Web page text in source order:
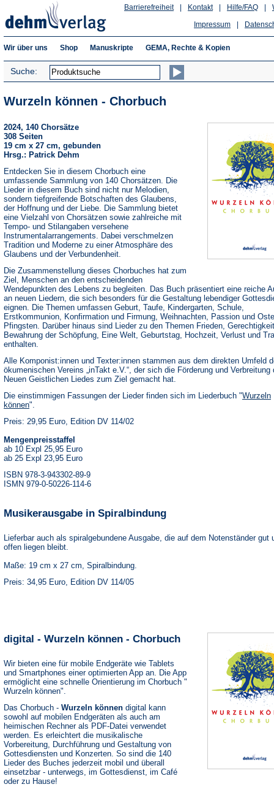
Hilfe/FAQ
Kontakt
Barrierefreiheit
Impressum
Wir über uns Shop Manuskripte GEMA, Rechte & Kopien
Suche:
Wurzeln können - Chorbuch
2024, 140 Chorsätze
308 Seiten
19 cm x 27 cm, gebunden
Hrsg.: Patrick Dehm
Entdecken Sie in diesem Chorbuch eine
umfassende Sammlung von 140 Chorsätzen. Die
Lieder in diesem Buch sind nicht nur Melodien,
sondern tiefgreifende Botschaften des Glaubens,
der Hoffnung und der Liebe. Die Sammlung bietet
eine Vielzahl von Chorsätzen sowie zahlreiche mit
Tempo- und Stilangaben versehene
Instrumentalarrangements. Dabei verschmelzen
Tradition und Moderne zu einer Atmosphäre des
Glaubens und der Verbundenheit.
Die Zusammenstellung dieses Chorbuches hat zum
Ziel, Menschen an den entscheidenden
Wendepunkten des Lebens zu begleiten. Das Buch präsentiert eine reiche
an neuen Liedern, die sich besonders für die Gestaltung lebendiger
eignen. Die Themen umfassen Geburt, Taufe, Kindergarten, Schule,
Erstkommunion, Konfirmation und Firmung, Weihnachten, Passion und
Pfingsten. Darüber hinaus sind Lieder zu den Themen Frieden,
Bewahrung der Schöpfung, Eine Welt, Geburtstag, Hochzeit, Verlust und
enthalten.
Alle Komponist:innen und Texter:innen stammen aus dem direkten Umfeld
ökumenischen Vereins „inTakt e.V.“, der sich die Förderung und Verbreitung
Neuen Geistlichen Liedes zum Ziel gemacht hat.
Die einstimmigen Fassungen der Lieder finden sich im Liederbuch "Wurzeln
können".
Preis: 29,95 Euro, Edition DV 114/02
Mengenpreisstaffel
ab 10 Expl 25,95 Euro
ab 25 Expl 23,95 Euro
ISBN 978-3-943302-89-9
ISMN 979-0-50226-114-6
Musikerausgabe in Spiralbindung
Lieferbar auch als spiralgebundene Ausgabe, die auf dem Notenständer gut
offen liegen bleibt.
Maße: 19 cm x 27 cm, Spiralbindung.
Preis: 34,95 Euro, Edition DV 114/05
digital - Wurzeln können - Chorbuch
Wir bieten eine für mobile Endgeräte wie Tablets
und Smartphones einer optimierten App an. Die App
ermöglicht eine schnelle Orientierung im Chorbuch "
Wurzeln können".
Das Chorbuch - Wurzeln können digital kann
sowohl auf mobilen Endgeräten als auch am
heimischen Rechner als PDF-Datei verwendet
werden. Es erleichtert die musikalische
Vorbereitung, Durchführung und Gestaltung von
Gottesdiensten und Konzerten. So sind die 140
Lieder des Buches jederzeit mobil und überall
einsetzbar - unterwegs, im Gottesdienst, im Café
oder zu Hause!